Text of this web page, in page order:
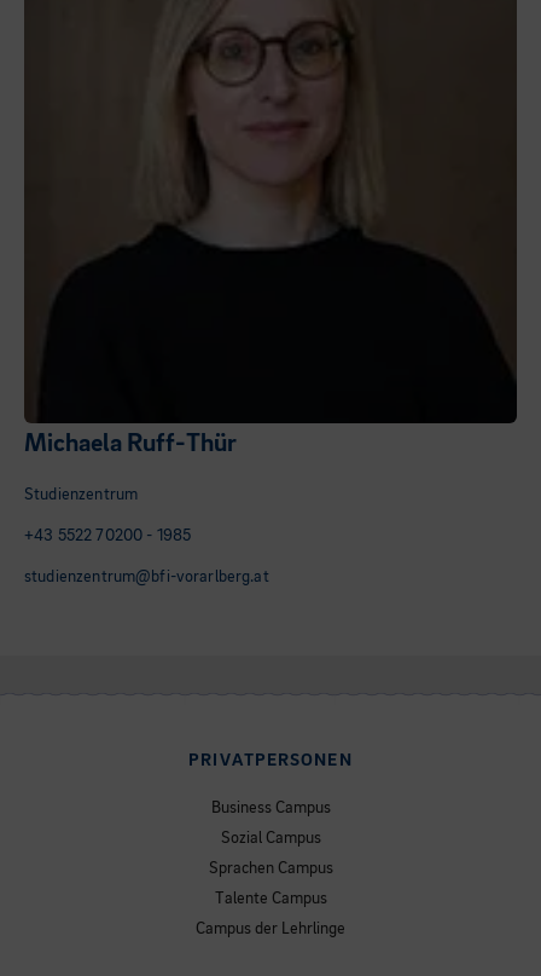
Michaela Ruff-Thür
Studienzentrum
+43 5522 70200 - 1985
studienzentrum@bfi-vorarlberg.at
PRIVATPERSONEN
Business Campus
Sozial Campus
Sprachen Campus
Talente Campus
Campus der Lehrlinge